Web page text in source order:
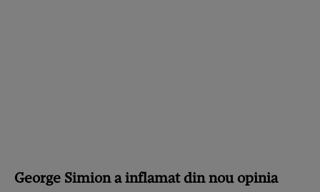
George Simion a inflamat din nou opinia